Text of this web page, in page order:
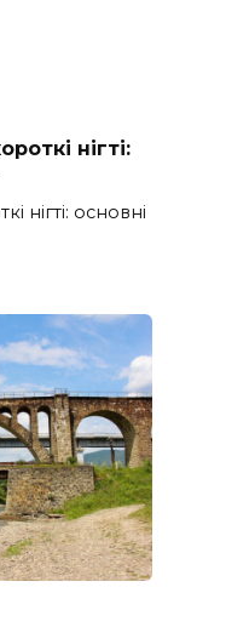
нігті:
нігті: основні